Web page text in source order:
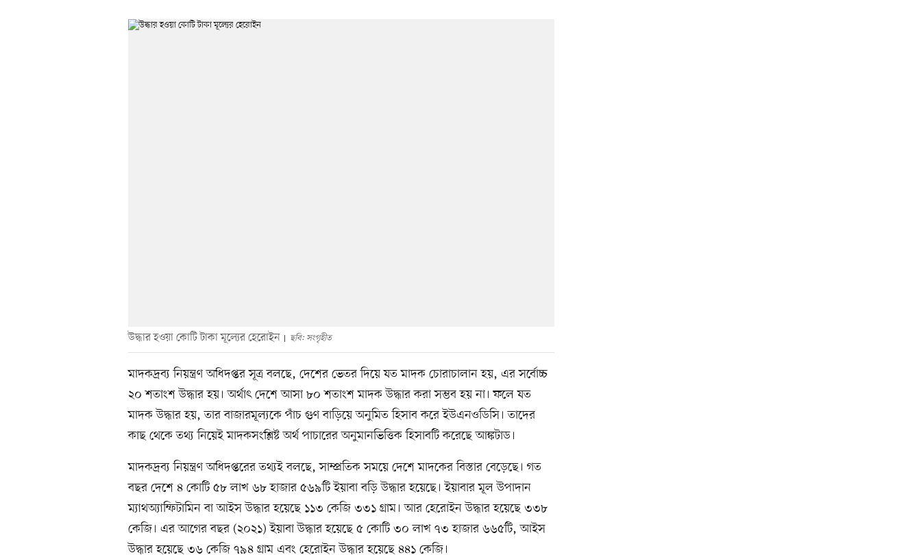
উদ্ধার হওয়া কোটি টাকা মূল্যের হেরোইন ছবি: সংগৃহীত
মাদকদ্রব্য নিয়ন্ত্রণ অধিদপ্তর সূত্র বলছে, দেশের ভেতর দিয়ে যত মাদক চোরাচালান হয়, এর সর্বোচ্চ
২০ শতাংশ উদ্ধার হয়। অর্থাৎ দেশে আসা ৮০ শতাংশ মাদক উদ্ধার করা সম্ভব হয় না। ফলে যত
মাদক উদ্ধার হয়, তার বাজারমূল্যকে পাঁচ গুণ বাড়িয়ে অনুমিত হিসাব করে ইউএনওডিসি। তাদের
কাছ থেকে তথ্য নিয়েই মাদকসংশ্লিষ্ট অর্থ পাচারের অনুমানভিত্তিক হিসাবটি করেছে আঙ্কটাড।
মাদকদ্রব্য নিয়ন্ত্রণ অধিদপ্তরের তথ্যই বলছে, সাম্প্রতিক সময়ে দেশে মাদকের বিস্তার বেড়েছে। গত
বছর দেশে ৪ কোটি ৫৮ লাখ ৬৮ হাজার ৫৬৯টি ইয়াবা বড়ি উদ্ধার হয়েছে। ইয়াবার মূল উপাদান
ম্যাথঅ্যাম্ফিটামিন বা আইস উদ্ধার হয়েছে ১১৩ কেজি ৩৩১ গ্রাম। আর হেরোইন উদ্ধার হয়েছে ৩৩৮
কেজি। এর আগের বছর (২০২১) ইয়াবা উদ্ধার হয়েছে ৫ কোটি ৩০ লাখ ৭৩ হাজার ৬৬৫টি, আইস
উদ্ধার হয়েছে ৩৬ কেজি ৭৯৪ গ্রাম এবং হেরোইন উদ্ধার হয়েছে ৪৪১ কেজি।